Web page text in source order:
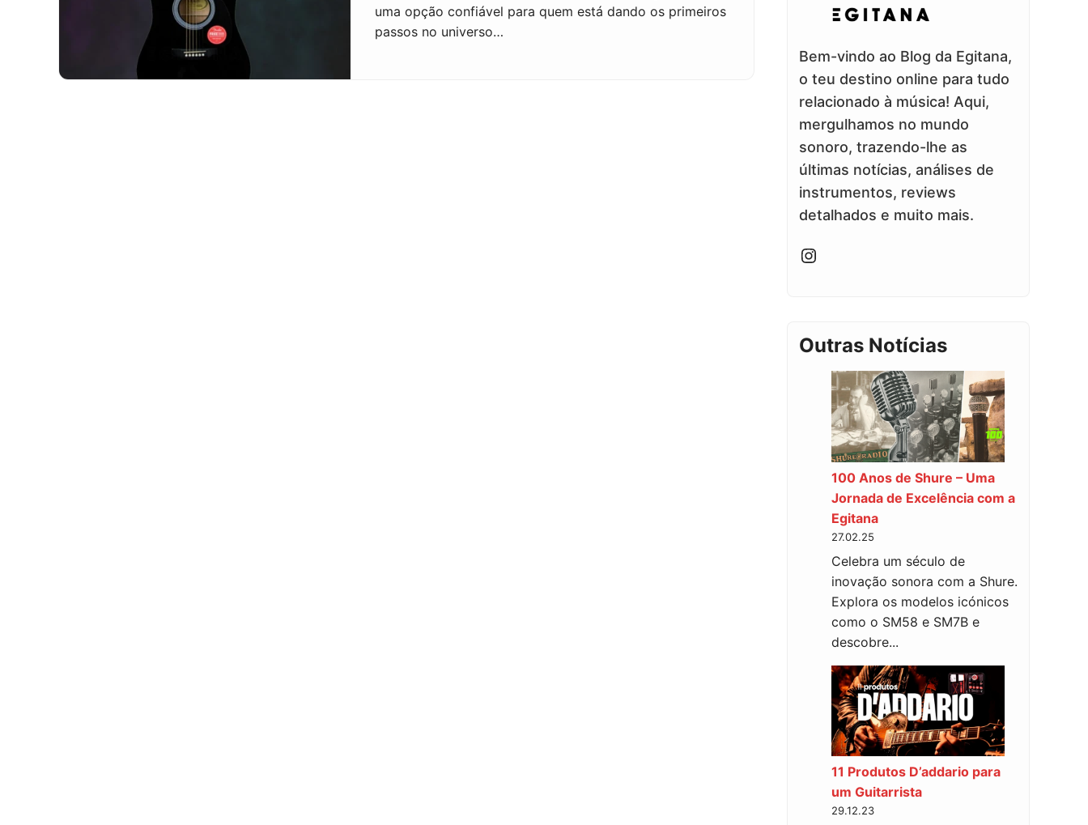
uma opção confiável para quem está dando os primeiros
passos no universo…
Bem-vindo ao Blog da Egitana,
o teu destino online para tudo
relacionado à música! Aqui,
mergulhamos no mundo
sonoro, trazendo-lhe as
últimas notícias, análises de
instrumentos, reviews
detalhados e muito mais.
Instagram
Outras Notícias
100 Anos de Shure – Uma
Jornada de Excelência com a
Egitana
27.02.25
Celebra um século de
inovação sonora com a Shure.
Explora os modelos icónicos
como o SM58 e SM7B e
descobre...
11 Produtos D’addario para
um Guitarrista
29.12.23